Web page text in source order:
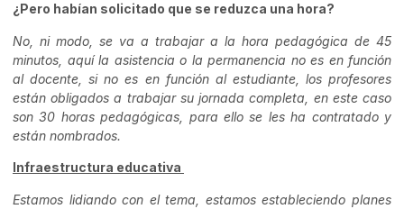
¿Pero habían solicitado que se reduzca una hora?
No, ni modo, se va a trabajar a la hora pedagógica de 45
minutos, aquí la asistencia o la permanencia no es en función
al docente, si no es en función al estudiante, los profesores
están obligados a trabajar su jornada completa, en este caso
son 30 horas pedagógicas, para ello se les ha contratado y
están nombrados.
Infraestructura educativa
Estamos lidiando con el tema, estamosestableciendo planes